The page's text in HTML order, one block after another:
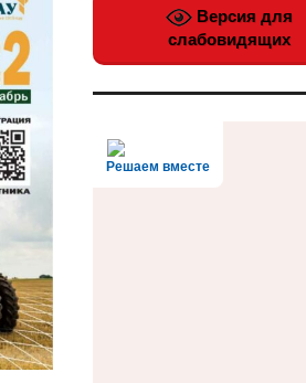
Версия для
слабовидящих
Решаем вместе